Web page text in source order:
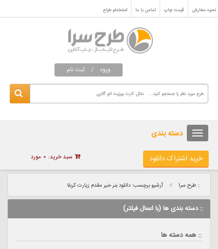
نحوه سفارش قیمت چاپ تماس با ما استخدام طراح
ورود / ثبت نام
دسته بندی
خرید اشتراک دانلود سبد خرید: ۰ مورد
:: طرح سرا آرشیو برچسب: دانلود بنر خیر مقدم زیارت کربلا
:: دسته بندی ها (با اعمال فیلتر)
:: همه دسته ها